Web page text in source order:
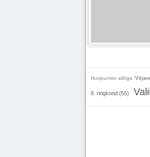
Huvipunkte sildiga '
8. ringkond (55)